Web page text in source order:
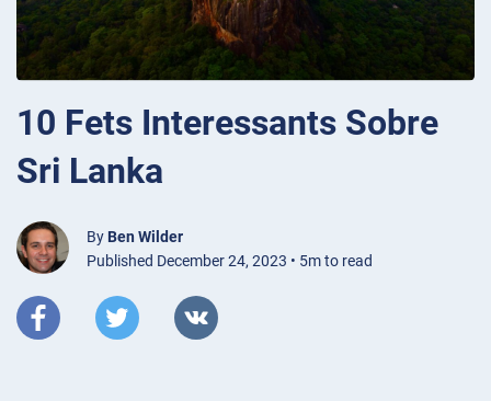
10 Fets Interessants Sobre
Sri Lanka
By Ben Wilder
Published December 24, 2023 • 5m to read